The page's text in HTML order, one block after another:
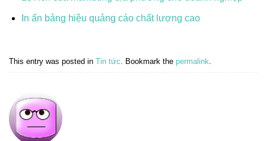
In ấn bảng hiệu quảng cáo chất lượng cao
This entry was posted in Tin tức. Bookmark the permalink.